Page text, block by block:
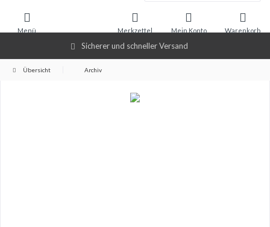
Sicherer und schneller Versand
Warenkorb
Merkzettel Mein Konto
Menü
Übersicht Archiv